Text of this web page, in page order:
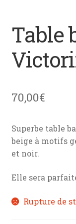
Mon devis
Contact
Table
70,00€
Superbe table
beige à motifs
et noir.
Elle sera
Rupture de